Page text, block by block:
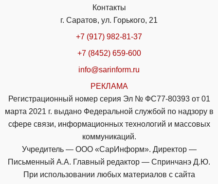
Контакты
г. Саратов, ул. Горького, 21
+7 (917) 982-81-37
+7 (8452) 659-600
info@sarinform.ru
РЕКЛАМА
Регистрационный номер серия Эл № ФС77-80393 от 01
марта 2021 г. выдано Федеральной службой по надзору в
сфере связи, информационных технологий и массовых
коммуникаций.
Учредитель — ООО «СарИнформ». Директор —
Письменный А.А. Главный редактор — Спринчанэ Д.Ю.
При использовании любых материалов с сайта